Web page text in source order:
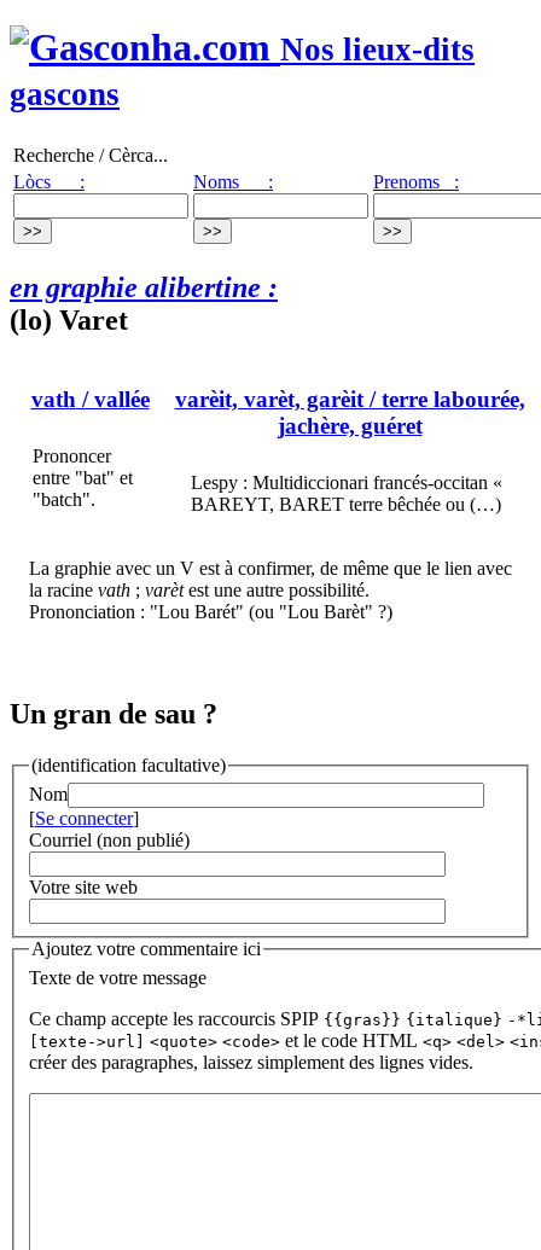
Nos lieux-dits
gascons
Recherche / Cèrca...
Lòcs :
Noms : Prenoms :
en graphie alibertine :
(lo) Varet
vath/ vallée
Prononcer
entre "bat" et
"batch".
varèit, varèt, garèit/ terre labourée,
jachère, guéret
Lespy : Multidiccionari francés-occitan «
BAREYT, BARET terre bêchée ou (…)
La graphie avec un V est à confirmer, de même que le lien avec
la racine vath ; varètest une autre possibilité.
Prononciation : "Lou Barét" (ou "Lou Barèt" ?)
Un gran de sau ?
(identification facultative)
Nom
[Se connecter]
Courriel (non publié)
Votre site web
Ajoutez votre commentaire ici
Texte de votre message
Ce champ accepte les raccourcis SPIP {{gras}} {italique} -
[texte->url] <quote> <code> et le code HTML <q> <del>
créer des paragraphes, laissez simplement des lignes vides.